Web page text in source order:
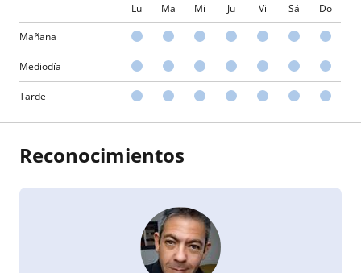
Lu Ma Mi Ju Vi Sá Do
Mañana
Mediodía
Tarde
Reconocimientos